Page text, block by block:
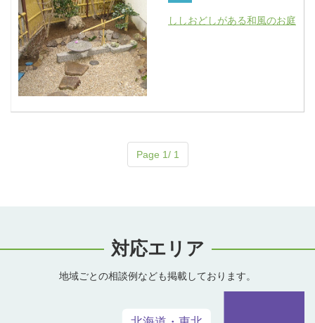
ししおどしがある和風のお庭
Page 1/ 1
対応エリア
地域ごとの相談例なども掲載しております。